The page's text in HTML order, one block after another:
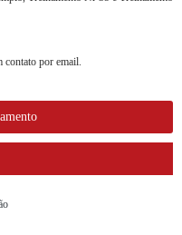
contato por email.